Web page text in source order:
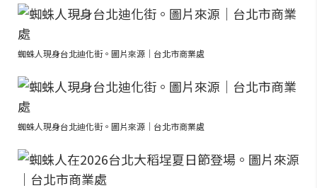
蜘蛛人現身台北迪化街。圖片來源｜台北市商業處
蜘蛛人現身台北迪化街。圖片來源｜台北市商業處